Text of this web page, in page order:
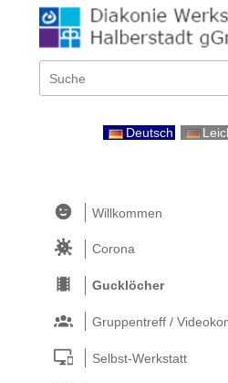
Wikiübergreifende
Schnellsuche
Deutsch
Willkommen
Corona
Gucklöcher
Gruppentreff /
Selbst-Werkstatt